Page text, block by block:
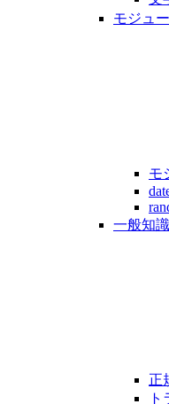
モジュ
モ
一般知識
正